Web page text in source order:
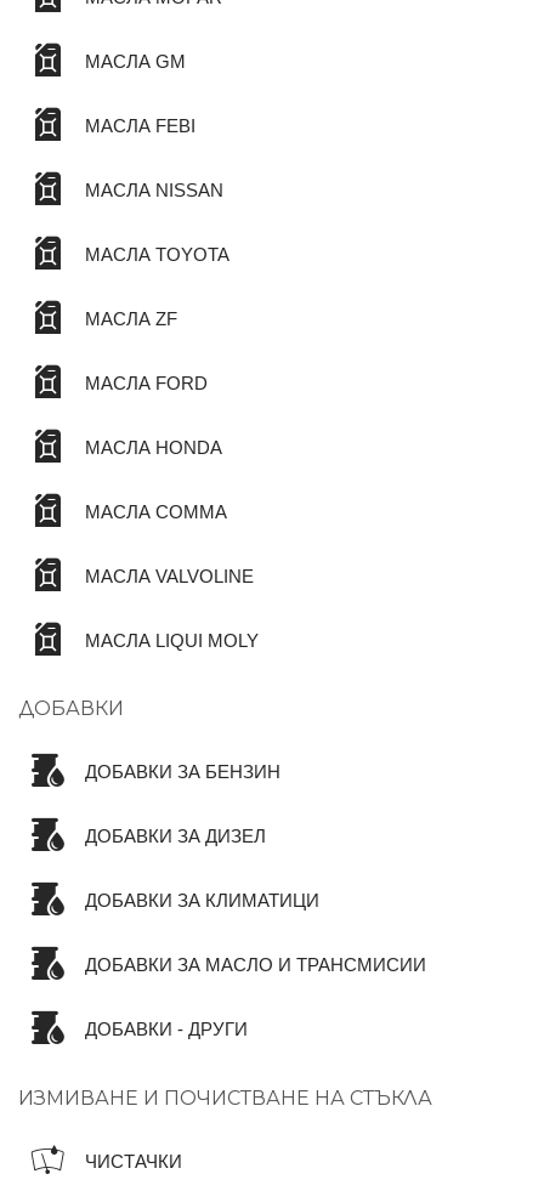
МАСЛА GM
МАСЛА FEBI
МАСЛА NISSAN
МАСЛА TOYOTA
МАСЛА ZF
МАСЛА FORD
МАСЛА HONDA
МАСЛА COMMA
МАСЛА VALVOLINE
МАСЛА LIQUI MOLY
ДОБАВКИ
ДОБАВКИ ЗА БЕНЗИН
ДОБАВКИ ЗА ДИЗЕЛ
ДОБАВКИ ЗА КЛИМАТИЦИ
ДОБАВКИ ЗА МАСЛО И ТРАНСМИСИИ
ДОБАВКИ - ДРУГИ
ИЗМИВАНЕ И ПОЧИСТВАНЕ НА СТЪКЛА
ЧИСТАЧКИ